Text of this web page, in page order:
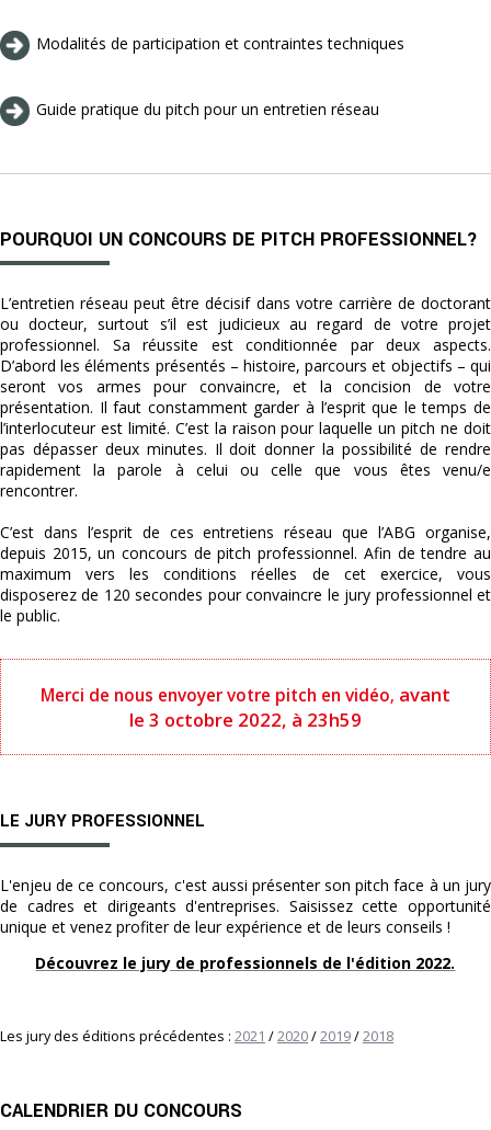
Modalités de participation et contraintes techniques
Guide pratique du pitch pour un entretien réseau
POURQUOI UN CONCOURS DE PITCH PROFESSIONNEL?
L’entretien réseau peut être décisif dans votre carrière de doctorant
ou docteur, surtout s’il est judicieux au regard de votre projet
professionnel. Sa réussite est conditionnée par deux aspects.
D’abord les éléments présentés – histoire, parcours et objectifs – qui
seront vos armes pour convaincre, et la concision de votre
présentation. Il faut constamment garder à l’esprit que le temps de
l’interlocuteur est limité. C’est la raison pour laquelle un pitch ne doit
pas dépasser deux minutes. Il doit donner la possibilité de rendre
rapidement la parole à celui ou celle que vous êtes venu/e
rencontrer.
C’est dans l’esprit de ces entretiens réseau que l’ABG organise,
depuis 2015, un concours de pitch professionnel. Afin de tendre au
maximum vers les conditions réelles de cet exercice, vous
disposerez de 120 secondes pour convaincre le jury professionnel et
le public.
Merci de nous envoyer votre pitch en vidéo, avant
le 3 octobre 2022, à 23h59
LE JURY PROFESSIONNEL
L'enjeu de ce concours, c'est aussi présenter son pitch face à un jury
de cadres et dirigeants d'entreprises. Saisissez cette opportunité
unique et venez profiter de leur expérience et de leurs conseils !
Découvrez le jury de professionnels de l'édition 2022.
Les jury des éditions précédentes : 2021 /2020/2019/2018
CALENDRIER DU CONCOURS